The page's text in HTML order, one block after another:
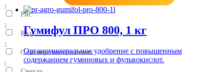
1
Рис
3
Роза
2
Саженцы многолетних
1
Гумифул ПРО 800, 1 кг
Органоминеральное удобрение с повышенным
содержанием гуминовых и фульвокислот.